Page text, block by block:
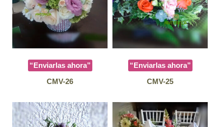
“Enviarlas ahora”
CMV-26
“Enviarlas ahora”
CMV-25